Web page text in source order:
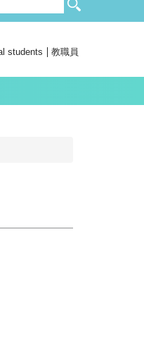
students 教職員